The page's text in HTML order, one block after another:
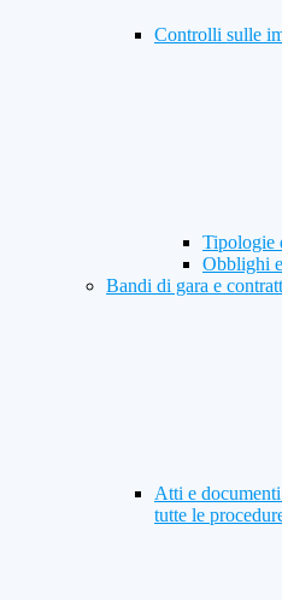
Controlli sulle
Tipologie
Obblighi
Bandi di gara e
Atti e
tutte le